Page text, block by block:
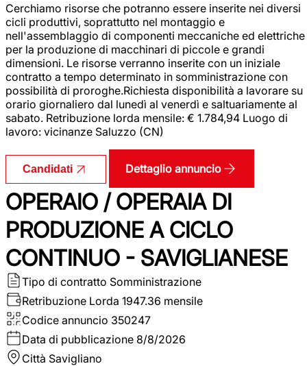
Cerchiamo risorse che potranno essere inserite nei diversi
cicli produttivi, soprattutto nel montaggio e
nell'assemblaggio di componenti meccaniche ed elettriche
per la produzione di macchinari di piccole e grandi
dimensioni. Le risorse verranno inserite con un iniziale
contratto a tempo determinato in somministrazione con
possibilità di proroghe.Richiesta disponibilità a lavorare su
orario giornaliero dal lunedì al venerdì e saltuariamente al
sabato. Retribuzione lorda mensile: € 1.784,94 Luogo di
lavoro: vicinanze Saluzzo (CN)
Candidati Dettaglio annuncio
OPERAIO / OPERAIA DI
PRODUZIONE A CICLO
CONTINUO - SAVIGLIANESE
Tipo di contratto Somministrazione
Retribuzione Lorda 1947.36 mensile
Codice annuncio 350247
Data di pubblicazione 8/8/2026
Città Savigliano